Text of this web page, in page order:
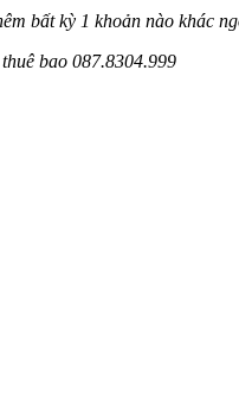
bất kỳ 1 khoản nào khác
bao 087.8304.999